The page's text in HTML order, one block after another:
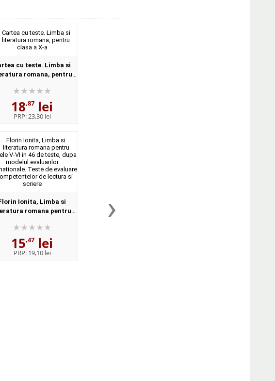
cu teste. Limba si
romana, pentru
18,87 lei
PRP:23,30 lei
Ionita, Limba si
romana pentru
modelul evaluarilor
internationale. T...
15,47 lei
PRP: 19,10 lei
›